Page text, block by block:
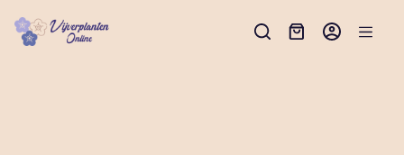
naar
Winkelwagen